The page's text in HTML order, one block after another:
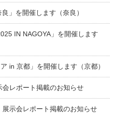
」を開催します（奈良）
IN NAGOYA」を開催します
in 京都」を開催します（京都）
会レポート掲載のお知らせ
展示会レポート掲載のお知らせ